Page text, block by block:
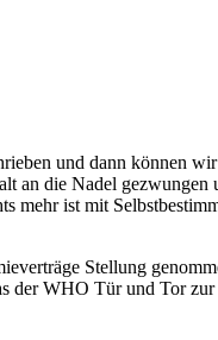
und dann können
an die Nadel gezwungen
mehr ist mit
Stellung
der WHO Tür und Tor